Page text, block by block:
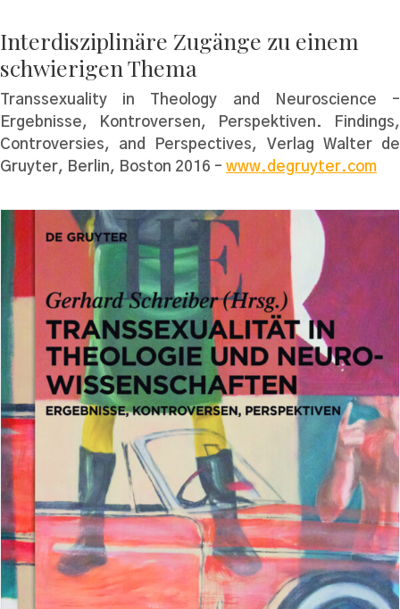
Interdisziplinäre Zugänge zu einem
schwierigen Thema
Transsexuality in Theology and Neuroscience –
Ergebnisse, Kontroversen, Perspektiven. Findings,
Controversies, and Perspectives, Verlag Walter de
Gruyter, Berlin, Boston 2016 – www.degruyter.com